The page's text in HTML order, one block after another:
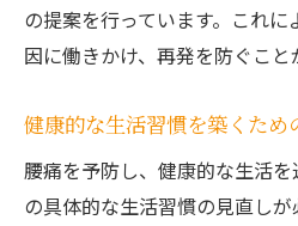
の提案を行っています。これ
因に働きかけ、再発を防ぐこと
健康的な生活習慣を築くため
腰痛を予防し、健康的な生活
の具体的な生活習慣の見直しが